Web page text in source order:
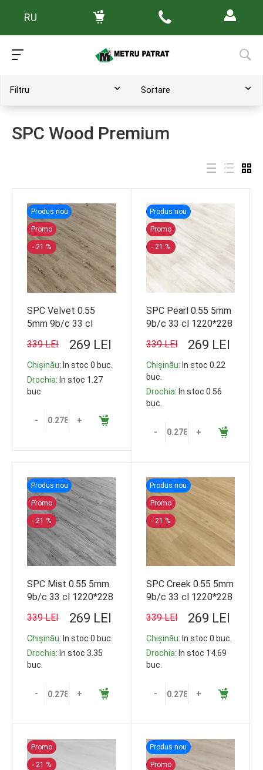
RU
Main Catalog de produse
SPC Wood Premium
Filtru Sortare
Produs nou
Promo
- 21 %
SPC Velvet 0.55
5mm 9b/c 33 cl
269 LEI
339 LEI
Chișinău: In stoc 0 buc.
Drochia: In stoc 1.27
buc.
- +
Produs nou
Promo
- 21 %
SPC Pearl 0.55 5mm
9b/c 33 cl 1220*228
269 LEI
339 LEI
Chișinău: In stoc 0.22
buc.
Drochia: In stoc 0.56
buc.
- +
Produs nou
Promo
- 21 %
SPC Mist 0.55 5mm
9b/c 33 cl 1220*228
269 LEI
339 LEI
Chișinău: In stoc 0 buc.
Drochia: In stoc 3.35
buc.
- +
Produs nou
Promo
- 21 %
SPC Creek 0.55 5mm
9b/c 33 cl 1220*228
269 LEI
339 LEI
Chișinău: In stoc 0 buc.
Drochia: In stoc 14.69
buc.
- +
Promo
- 21 %
Produs nou
Promo